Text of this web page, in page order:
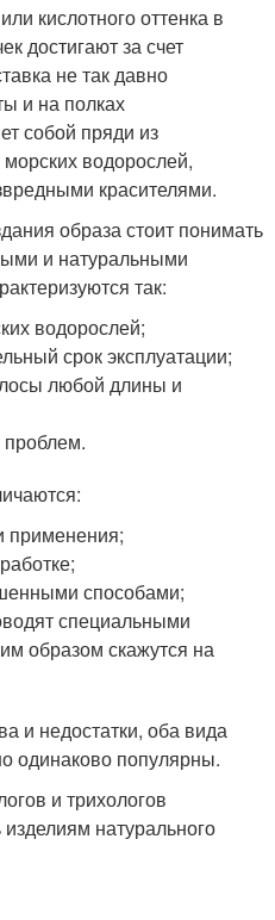
кислотного оттенка в
достигают за счет
не так давно
и на полках
собой пряди из
водорослей,
красителями.
образа стоит понимать
и натуральными
так:
водорослей;
срок эксплуатации;
любой длины и
проблем.
применения;
способами;
специальными
образом скажутся на
и недостатки, оба вида
одинаково популярны.
и трихологов
натурального